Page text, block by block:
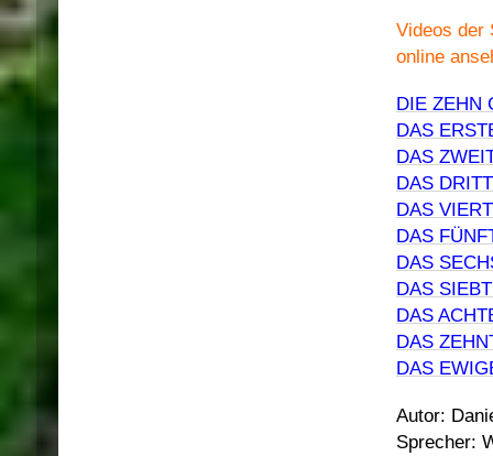
Videos der
online
DIE ZEHN
DAS
DAS
DAS
DAS
DAS
DAS
DAS
DAS
DAS
DAS
Autor:
Sprecher: